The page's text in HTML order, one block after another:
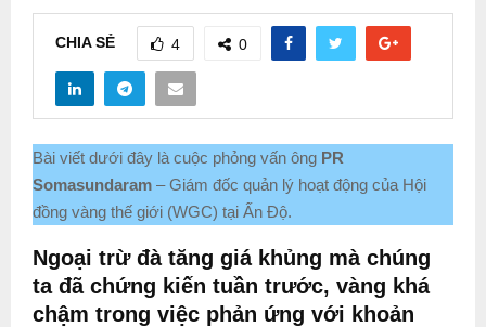
CHIA SẺ 4 0
Bài viết dưới đây là cuộc phỏng vấn ông PR
Somasundaram – Giám đốc quản lý hoạt động của Hội
đồng vàng thế giới (WGC) tại Ấn Độ.
Ngoại trừ đà tăng giá khủng mà chúng
ta đã chứng kiến tuần trước, vàng khá
chậm trong việc phản ứng với khoản